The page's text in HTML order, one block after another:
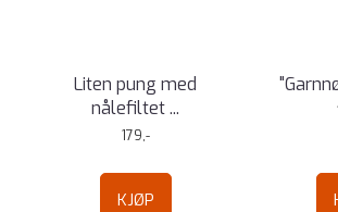
Liten pung med
nålefiltet ...
179,-
KJØP